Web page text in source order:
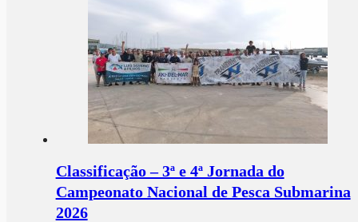
Classificação – 3ª e 4ª Jornada do
Campeonato Nacional de Pesca Submarina
2026